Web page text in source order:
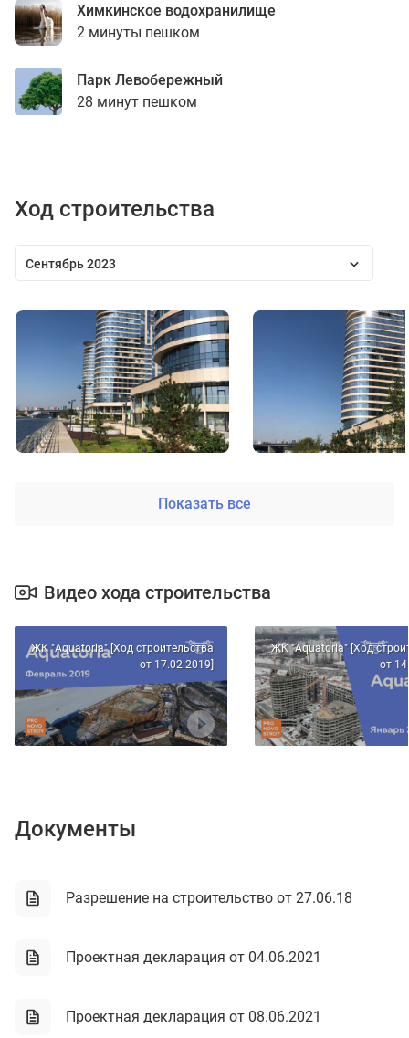
Химкинское водохранилище
2 минуты пешком
Парк Левобережный
28 минут пешком
Ход строительства
Сентябрь 2023
Показать все
Видео хода строительства
ЖК "Aquatoria" [Ход строительства
от 17.02.2019]
ЖК "Aquatoria" [Ход
от
Документы
Разрешение на строительство от 27.06.18
Проектная декларация от 04.06.2021
Проектная декларация от 08.06.2021